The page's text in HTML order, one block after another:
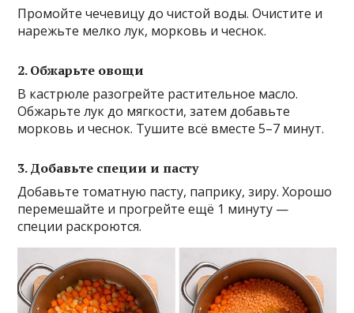
Промойте чечевицу до чистой воды. Очистите и
нарежьте мелко лук, морковь и чеснок.
2. Обжарьте овощи
В кастрюле разогрейте растительное масло.
Обжарьте лук до мягкости, затем добавьте
морковь и чеснок. Тушите всё вместе 5–7 минут.
3. Добавьте специи и пасту
Добавьте томатную пасту, паприку, зиру. Хорошо
перемешайте и прогрейте ещё 1 минуту —
специи раскроются.